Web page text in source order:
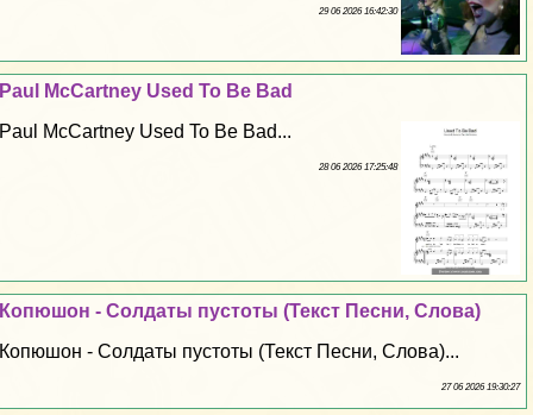
29 06 2026 16:42:30
Paul McCartney Used To Be Bad
Paul McCartney Used To Be Bad...
28 06 2026 17:25:48
Копюшон - Солдаты пустоты (Текст Песни, Слова)
Копюшон - Солдаты пустоты (Текст Песни, Слова)...
27 06 2026 19:30:27